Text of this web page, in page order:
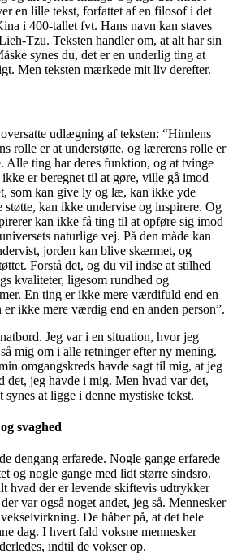
en lille tekst, forfattet af en filosof i det
i 400-tallet fvt. Hans navn kan staves
Tzu. Teksten handler om, at alt har sin
synes du, det er en underlig ting at
Men teksten mærkede mit liv derefter.
udlægning af teksten: “Himlens
rolle er at understøtte, og lærerens rolle er
Alle ting har deres funktion, og at tvinge
er beregnet til at gøre, ville gå imod
som kan give ly og læ, kan ikke yde
støtte, kan ikke undervise og inspirere. Og
kan ikke få ting til at opføre sig imod
naturlige vej. På den måde kan
jorden kan blive skærmet, og
Forstå det, og du vil indse at stilhed
kvaliteter, ligesom rundhed og
En ting er ikke mere værdifuld end en
er ikke mere værdig end en anden person”.
Jeg var i en situation, hvor jeg
mig om i alle retninger efter ny mening.
omgangskreds havde sagt til mig, at jeg
det, jeg havde i mig. Men hvad var det,
at ligge i denne mystiske tekst.
svaghed
dengang erfarede. Nogle gange erfarede
og nogle gange med lidt større sindsro.
hvad der er levende skiftevis udtrykker
var også noget andet, jeg så. Mennesker
De håber på, at det hele
dag. I hvert fald voksne mennesker
indtil de vokser op.